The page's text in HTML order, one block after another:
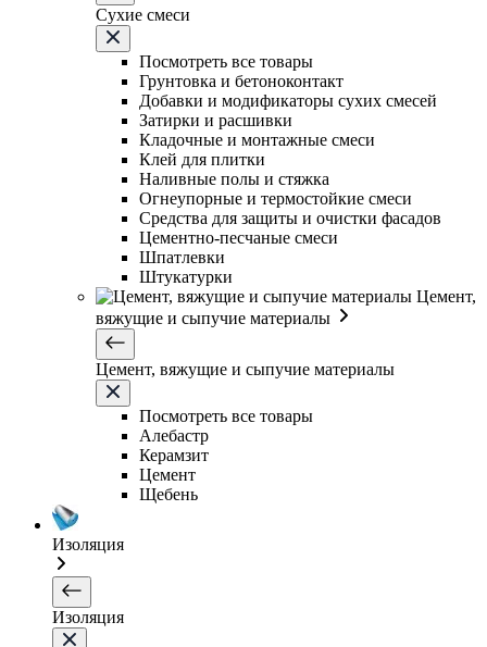
Сухие смеси
Посмотреть все товары
Грунтовка и бетоноконтакт
Добавки и модификаторы сухих смесей
Затирки и расшивки
Кладочные и монтажные смеси
Клей для плитки
Наливные полы и стяжка
Огнеупорные и термостойкие смеси
Средства для защиты и очистки фасадов
Цементно-песчаные смеси
Шпатлевки
Штукатурки
Цемент,
вяжущие и сыпучие материалы
Цемент, вяжущие и сыпучие материалы
Посмотреть все товары
Алебастр
Керамзит
Цемент
Щебень
Изоляция
Изоляция